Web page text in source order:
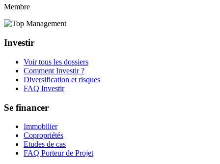
Membre
Investir
Voir tous les dossiers
Comment Investir ?
Diversification et risques
FAQ Investir
Se financer
Immobilier
Copropriétés
Etudes de cas
FAQ Porteur de Projet